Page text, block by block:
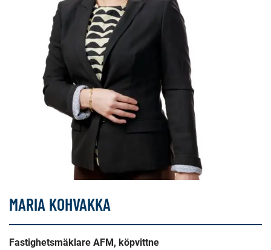
MARIA KOHVAKKA
Fastighetsmäklare AFM, köpvittne